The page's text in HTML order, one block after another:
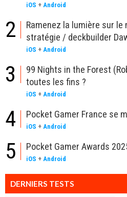
iOS + Android
2
Ramenez la lumière sur le
stratégie / deckbuilder
iOS + Android
3
99 Nights in the Forest
toutes les fins ?
iOS + Android
4 Pocket Gamer France se
iOS + Android
5 Pocket Gamer Awards
iOS + Android
DERNIERS TESTS